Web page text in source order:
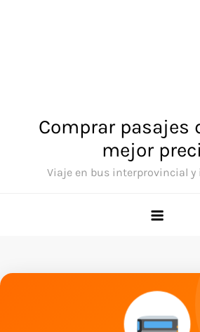
Comprar pasajes
mejor
Viaje en bus interprovincial